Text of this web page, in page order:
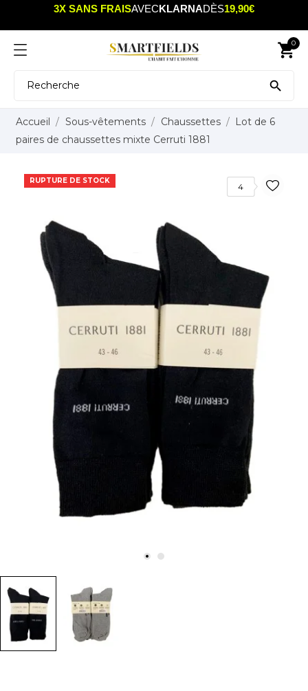
3X SANS FRAISAVECKLARNADÈS19,90€
shopping_cart
0

Accueil Sous-vêtements Chaussettes
Lot de 6
paires de chaussettes mixte Cerruti 1881
RUPTURE DE STOCK
4